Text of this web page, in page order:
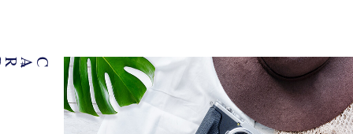
カードの魅 CARD